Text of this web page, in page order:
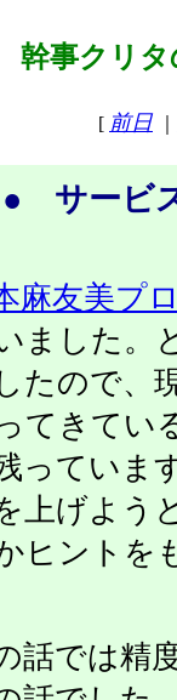
幹事クリタ
[ 前日
● サービ
麻友美プ
ました。
たので、
てきてい
っていま
上げよう
ヒントを
話では精